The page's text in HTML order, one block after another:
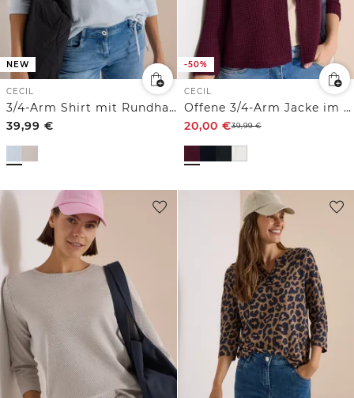
NEW
CECIL
3/4-Arm Shirt mit Rundhals und Struktur
39,99 €
-50%
CECIL
Offene 3/4-Arm Jacke im Ajour-Look
20,00 €39,99€